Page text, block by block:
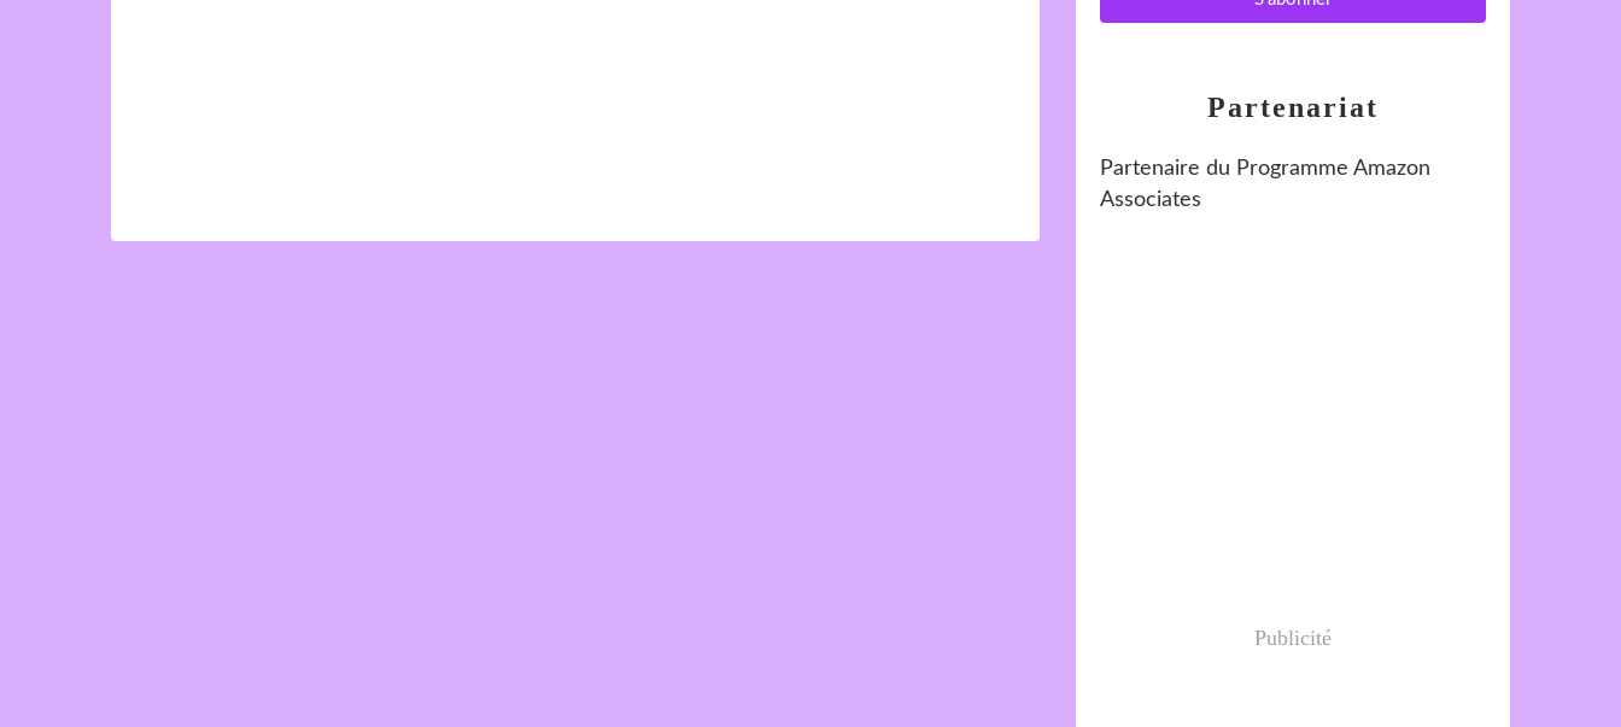
Partenariat
Partenaire du Programme Amazon
Associates
Publicité